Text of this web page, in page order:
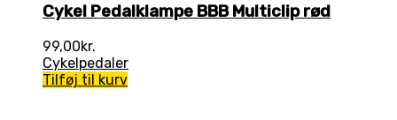
Cykel Pedalklampe BBB Multiclip rød
99,00kr.
Cykelpedaler
Tilføj til kurv